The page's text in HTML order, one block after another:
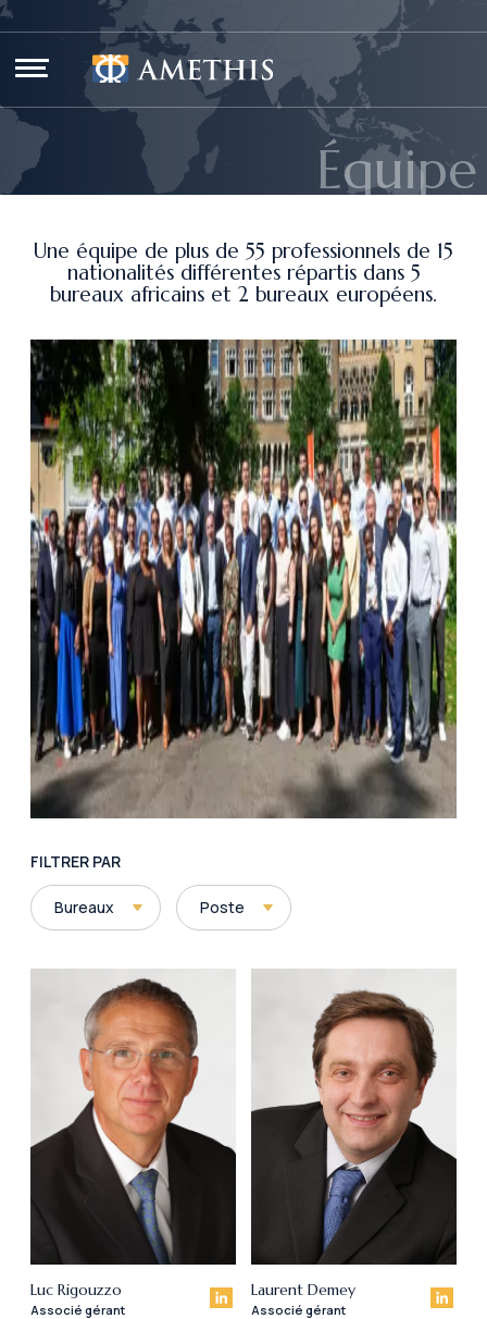
Équipe
Une équipe de plus de 55 professionnels de 15
nationalités différentes répartis dans 5
bureaux africains et 2 bureaux européens.
FILTRER PAR
Bureaux Poste
Luc Rigouzzo
Associé gérant
Laurent Demey
Associé gérant
Panneau de gestion des cookies